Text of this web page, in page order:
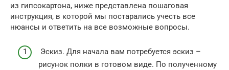
из гипсокартона, ниже представлена пошаговая
инструкция, в которой мы постарались учесть все
нюансы и ответить на все возможные вопросы.
Эскиз. Для начала вам потребуется эскиз –
рисунок полки в готовом виде. По полученному